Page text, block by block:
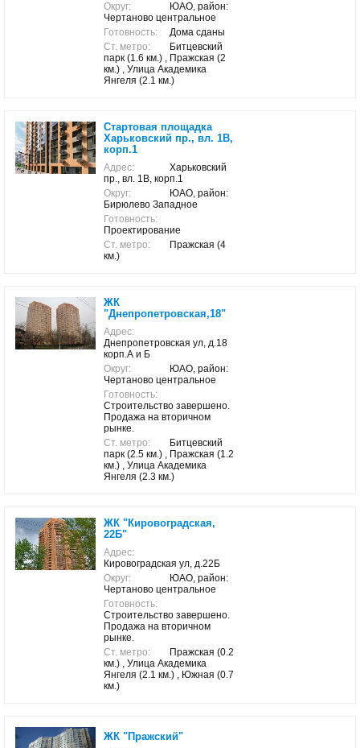
Округ:
ЮАО, район:
Чертаново центральное
Готовность:
Дома сданы
Ст. метро:
Битцевский
парк (1.6 км.) , Пражская (2
км.) , Улица Академика
Янгеля (2.1 км.)
Стартовая площадка
Харьковский пр., вл. 1В,
корп.1
Адрес:
Харьковский
пр., вл. 1В, корп.1
Округ:
ЮАО, район:
Бирюлево Западное
Готовность:
Проектирование
Ст. метро:
Пражская (4
км.)
ЖК
"Днепропетровская,18"
Адрес:
Днепропетровская ул, д.18
корп.А и Б
Округ:
ЮАО, район:
Чертаново центральное
Готовность:
Строительство завершено.
Продажа на вторичном
рынке.
Ст. метро:
Битцевский
парк (2.5 км.) , Пражская (1.2
км.) , Улица Академика
Янгеля (2.3 км.)
ЖК "Кировоградская,
22Б"
Адрес:
Кировоградская ул, д.22Б
Округ:
ЮАО, район:
Чертаново центральное
Готовность:
Строительство завершено.
Продажа на вторичном
рынке.
Ст. метро:
Пражская (0.2
км.) , Улица Академика
Янгеля (2.1 км.) , Южная (0.7
км.)
ЖК "Пражский"